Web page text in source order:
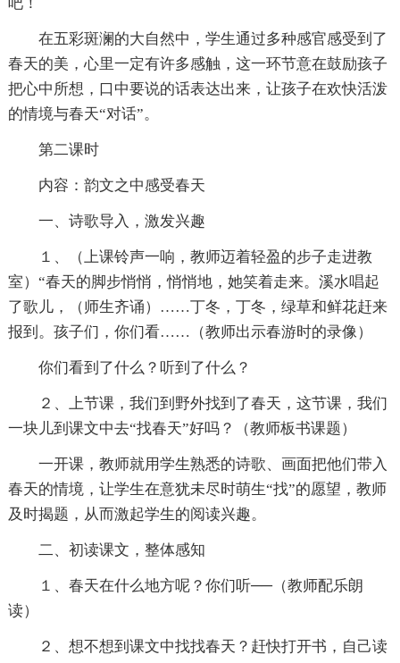
在五彩斑澜的大自然中，学生通过多种感官感受到了
春天的美，心里一定有许多感触，这一环节意在鼓励孩子
把心中所想，口中要说的话表达出来，让孩子在欢快活泼
的情境与春天“对话”。
第二课时
内容：韵文之中感受春天
一、诗歌导入，激发兴趣
１、（上课铃声一响，教师迈着轻盈的步子走进教
室）“春天的脚步悄悄，悄悄地，她笑着走来。溪水唱起
了歌儿，（师生齐诵）……丁冬，丁冬，绿草和鲜花赶来
报到。孩子们，你们看……（教师出示春游时的录像）
你们看到了什么？听到了什么？
２、上节课，我们到野外找到了春天，这节课，我们
一块儿到课文中去“找春天”好吗？（教师板书课题）
一开课，教师就用学生熟悉的诗歌、画面把他们带入
春天的情境，让学生在意犹未尽时萌生“找”的愿望，教师
及时揭题，从而激起学生的阅读兴趣。
二、初读课文，整体感知
１、春天在什么地方呢？你们听──（教师配乐朗
读）
２、想不想到课文中找找春天？赶快打开书，自己读